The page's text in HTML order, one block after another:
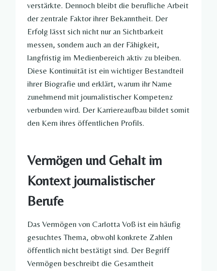
verstärkte. Dennoch bleibt die berufliche Arbeit
der zentrale Faktor ihrer Bekanntheit. Der
Erfolg lässt sich nicht nur an Sichtbarkeit
messen, sondern auch an der Fähigkeit,
langfristig im Medienbereich aktiv zu bleiben.
Diese Kontinuität ist ein wichtiger Bestandteil
ihrer Biografie und erklärt, warum ihr Name
zunehmend mit journalistischer Kompetenz
verbunden wird. Der Karriereaufbau bildet somit
den Kern ihres öffentlichen Profils.
Vermögen und Gehalt im
Kontext journalistischer
Berufe
Das Vermögen von Carlotta Voß ist ein häufig
gesuchtes Thema, obwohl konkrete Zahlen
öffentlich nicht bestätigt sind. Der Begriff
Vermögen beschreibt die Gesamtheit